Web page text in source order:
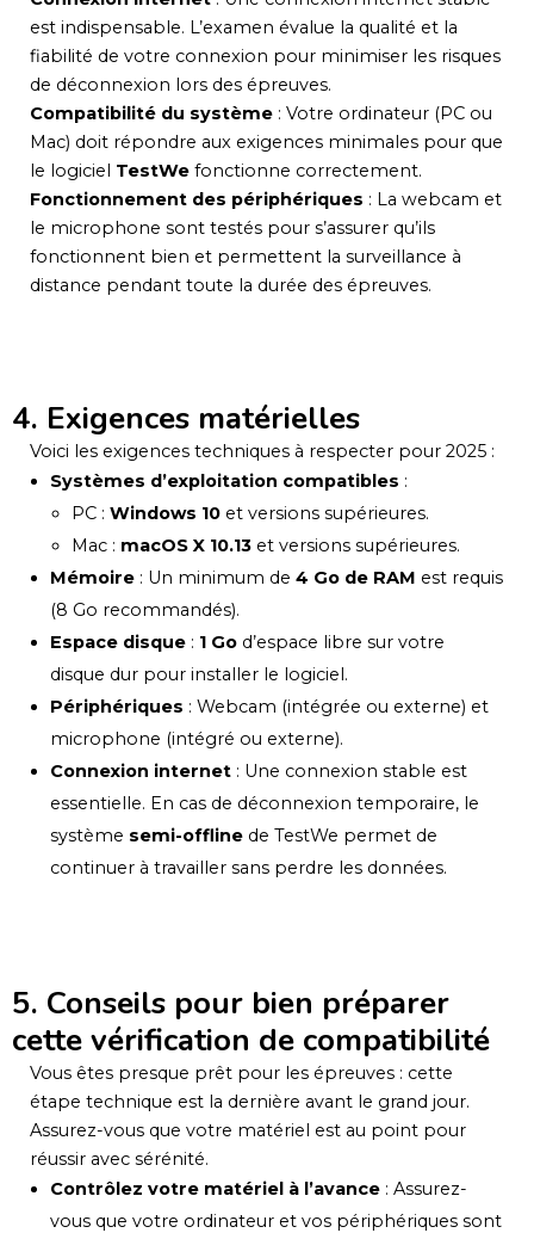
est indispensable. L’examen évalue la qualité et la
fiabilité de votre connexion pour minimiser les risques
de déconnexion lors des épreuves.
Compatibilité du système : Votre ordinateur (PC ou
Mac) doit répondre aux exigences minimales pour que
le logiciel TestWe fonctionne correctement.
Fonctionnement des périphériques : La webcam et
le microphone sont testés pour s’assurer qu’ils
fonctionnent bien et permettent la surveillance à
distance pendant toute la durée des épreuves.
4. Exigences matérielles
Voici les exigences techniques à respecter pour 2025 :
Systèmes d’exploitation compatibles :
PC : Windows 10et versions supérieures.
Mac : macOS X 10.13et versions supérieures.
Mémoire : Un minimum de4 Go de RAM est requis
(8 Go recommandés).
Espace disque : 1 Go d’espace libre sur votre
disque dur pour installer le logiciel.
Périphériques : Webcam (intégrée ou externe) et
microphone (intégré ou externe).
Connexion internet : Une connexion stable est
essentielle. En cas de déconnexion temporaire, le
système semi-offline de TestWe permet de
continuer à travailler sans perdre les données.
5. Conseils pour bien préparer
cette vérification de compatibilité
Vous êtes presque prêt pour les épreuves : cette
étape technique est la dernière avant le grand jour.
Assurez-vous que votre matériel est au point pour
réussir avec sérénité.
Contrôlez votre matériel à l’avance : Assurez-
vous que votre ordinateur et vos périphériques sont